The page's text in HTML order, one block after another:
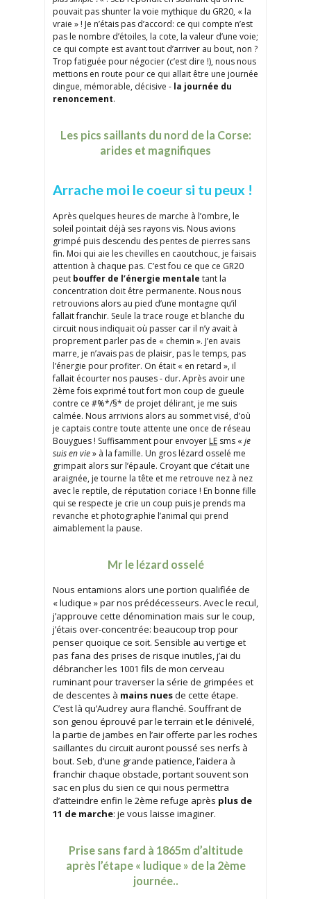
pouvait pas shunter la voie mythique du GR20, « la
vraie » ! Je n’étais pas d’accord: ce qui compte n’est
pas le nombre d’étoiles, la cote, la valeur d’une voie;
ce qui compte est avant tout d’arriver au bout, non ?
Trop fatiguée pour négocier (c’est dire !), nous nous
mettions en route pour ce qui allait être une journée
dingue, mémorable, décisive - la journée du
renoncement.
Les pics saillants du nord de la Corse:
arides et magnifiques
Arrache moi le coeur si tu peux !
Après quelques heures de marche à l’ombre, le
soleil pointait déjà ses rayons vis. Nous avions
grimpé puis descendu des pentes de pierres sans
fin. Moi qui aie les chevilles en caoutchouc, je faisais
attention à chaque pas. C’est fou ce que ce GR20
peut bouffer de l’énergie mentale tant la
concentration doit être permanente. Nous nous
retrouvions alors au pied d’une montagne qu’il
fallait franchir. Seule la trace rouge et blanche du
circuit nous indiquait où passer car il n’y avait à
proprement parler pas de « chemin ». J’en avais
marre, je n’avais pas de plaisir, pas le temps, pas
l’énergie pour profiter. On était « en retard », il
fallait écourter nos pauses - dur. Après avoir une
2ème fois exprimé tout fort mon coup de gueule
contre ce #%*/§* de projet délirant, je me suis
calmée. Nous arrivions alors au sommet visé, d’où
je captais contre toute attente une once de réseau
Bouygues ! Suffisamment pour envoyer LE sms « je
suis en vie» à la famille. Un gros lézard osselé me
grimpait alors sur l’épaule. Croyant que c’était une
araignée, je tourne la tête et me retrouve nez à nez
avec le reptile, de réputation coriace ! En bonne fille
qui se respecte je crie un coup puis je prends ma
revanche et photographie l’animal qui prend
aimablement la pause.
Mr le lézard osselé
Nous entamions alors une portion qualifiée de
« ludique » par nos prédécesseurs. Avec le recul,
j’approuve cette dénomination mais sur le coup,
j’étais over-concentrée: beaucoup trop pour
penser quoique ce soit. Sensible au vertige et
pas fana des prises de risque inutiles, j’ai du
débrancher les 1001 fils de mon cerveau
ruminant pour traverser la série de grimpées et
de descentes à mains nuesde cette étape.
C’est là qu’Audrey aura flanché. Souffrant de
son genou éprouvé par le terrain et le dénivelé,
la partie de jambes en l’air offerte par les roches
saillantes du circuit auront poussé ses nerfs à
bout. Seb, d’une grande patience, l’aidera à
franchir chaque obstacle, portant souvent son
sac en plus du sien ce qui nous permettra
d’atteindre enfin le 2ème refuge après plus de
11 de marche: je vous laisse imaginer.
Prise sans fard à 1865m d’altitude
après l’étape « ludique » de la 2ème
journée..